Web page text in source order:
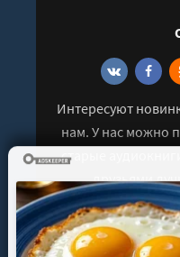
Интересуют
нам. У нас можно
старые
друзьями